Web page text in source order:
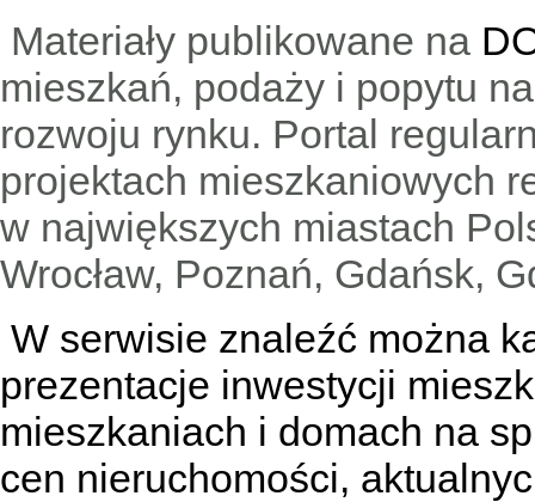
Materiały publikowane na
mieszkań, podaży i popytu
rozwoju rynku. Portal
projektach mieszkaniowych
w największych miastach
Wrocław, Poznań, Gdańsk,
W serwisie znaleźć można
prezentacje inwestycji
mieszkaniach i domach na
cen nieruchomości,